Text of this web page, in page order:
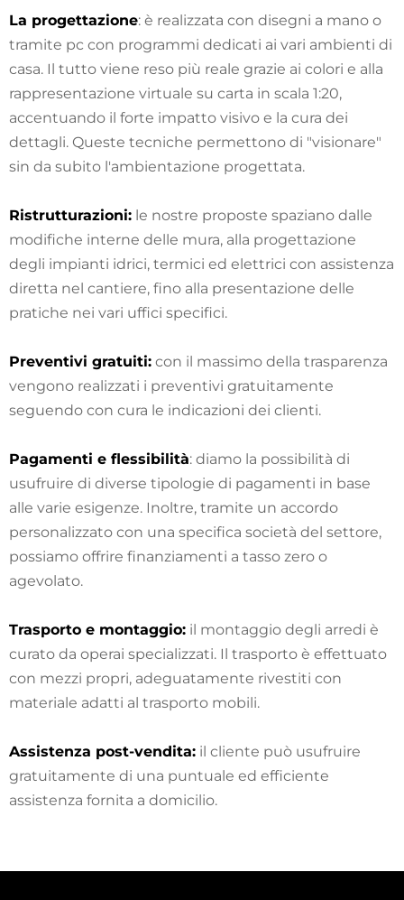
La progettazione: è realizzata con disegni a mano o
tramite pc con programmi dedicati ai vari ambienti di
casa. Il tutto viene reso più reale grazie ai colori e alla
rappresentazione virtuale su carta in scala 1:20,
accentuando il forte impatto visivo e la cura dei
dettagli. Queste tecniche permettono di "visionare"
sin da subito l'ambientazione progettata.
Ristrutturazioni: le nostre proposte spaziano dalle
modifiche interne delle mura, alla progettazione
degli impianti idrici, termici ed elettrici con assistenza
diretta nel cantiere, fino alla presentazione delle
pratiche nei vari uffici specifici.
Preventivi gratuiti: con il massimo della trasparenza
vengono realizzati i preventivi gratuitamente
seguendo con cura le indicazioni dei clienti.
Pagamenti e flessibilità: diamo la possibilità di
usufruire di diverse tipologie di pagamenti in base
alle varie esigenze. Inoltre, tramite un accordo
personalizzato con una specifica società del settore,
possiamo offrire finanziamenti a tasso zero o
agevolato.
Trasporto e montaggio: il montaggio degli arredi è
curato da operai specializzati. Il trasporto è effettuato
con mezzi propri, adeguatamente rivestiti con
materiale adatti al trasporto mobili.
Assistenza post-vendita: il cliente può usufruire
gratuitamente di una puntuale ed efficiente
assistenza fornita a domicilio.